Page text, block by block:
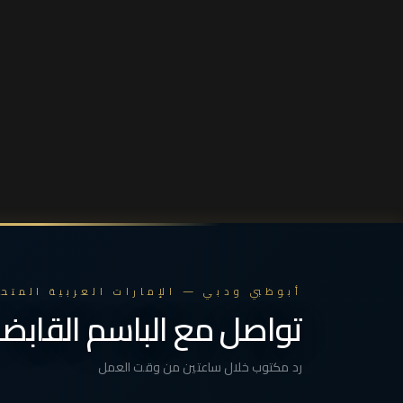
أبوظبي ودبي — الإمارات العربية
تواصل مع الباسم
رد مكتوب خلال ساعتين من وقت العمل